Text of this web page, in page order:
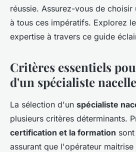
réussie. Assurez-vous de
à tous ces impératifs. Explorez
expertise à travers ce guide
Critères essentiels
d'un spécialiste nacelle
La sélection d'un spécialiste
plusieurs critères déterminants.
certification et la formation
assurant que l'opérateur maitrise